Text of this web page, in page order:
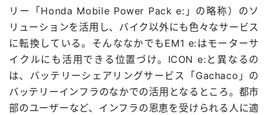
リー「Honda Mobile Power Pack e:」の略称）のソ
リューションを活用し、バイク以外にも色々なサービス
に転換している。そんななかでもEM1 e:はモーターサ
イクルにも活用できる位置づけ。ICON e:と異なるの
は、バッテリーシェアリングサービス「Gachaco」の
バッテリーインフラのなかでの活用となるところ。都市
部のユーザーなど、インフラの恩恵を受けられる人に適